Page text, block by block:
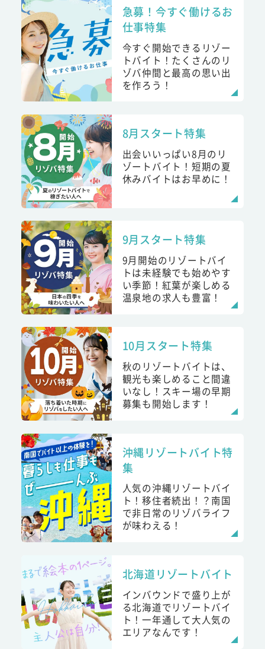
急募！今すぐ働けるお
仕事特集
今すぐ開始できるリゾー
トバイト！たくさんのリ
ゾバ仲間と最高の思い出
を作ろう！
8月スタート特集
出会いいっぱい8月のリ
ゾートバイト！短期の夏
休みバイトはお早めに！
9月スタート特集
9月開始のリゾートバイ
トは未経験でも始めやす
い季節！紅葉が楽しめる
温泉地の求人も豊富！
10月スタート特集
秋のリゾートバイトは、
観光も楽しめること間違
いなし！スキー場の早期
募集も開始します！
沖縄リゾートバイト特
集
人気の沖縄リゾートバイ
ト！移住者続出！？南国
で非日常のリゾバライフ
が味わえる！
北海道リゾートバイト
インバウンドで盛り上が
る北海道でリゾートバイ
ト！一年通して大人気の
エリアなんです！